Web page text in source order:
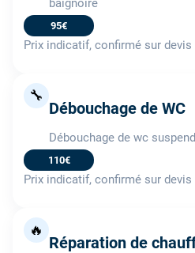
95€
Prix indicatif, confirmé sur
🔧
Débouchage de WC
Débouchage de wc
110€
Prix indicatif, confirmé sur
🔥
Réparation de